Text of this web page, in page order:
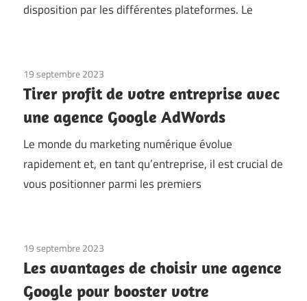
disposition par les différentes plateformes. Le
19 septembre 2023
Tirer profit de votre entreprise avec
une agence Google AdWords
Le monde du marketing numérique évolue
rapidement et, en tant qu’entreprise, il est crucial de
vous positionner parmi les premiers
19 septembre 2023
Les avantages de choisir une agence
Google pour booster votre